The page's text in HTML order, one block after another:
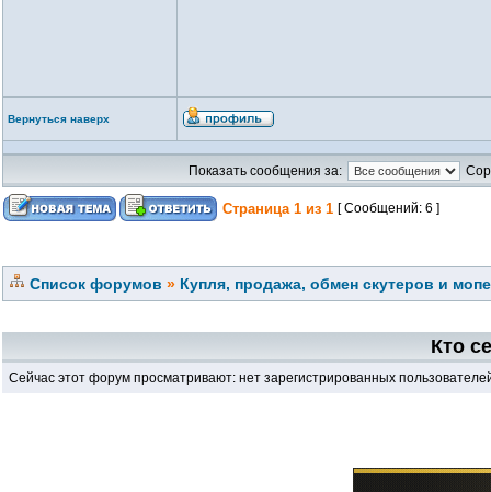
Вернуться наверх
Показать сообщения за:
Страница 1 из 1 [ Сообщений: 6 ]
Список форумов » Купля, продажа, обмен скутеров и
Кто
Сейчас этот форум просматривают: нет зарегистрированных